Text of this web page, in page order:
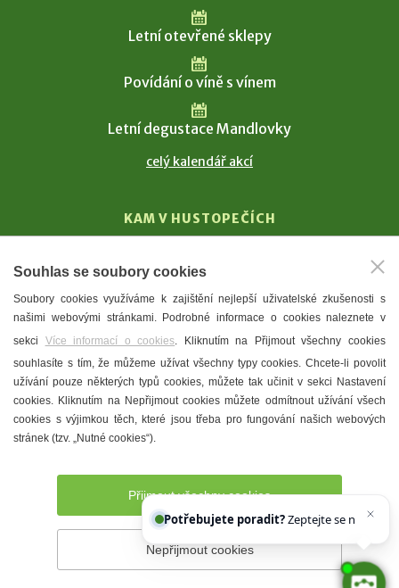
Letní otevřené sklepy
Povídání o víně s vínem
Letní degustace Mandlovky
celý kalendář akcí
KAM V HUSTOPEČÍCH
T. G. Masaryk
Mandloně
Ubytování
Restaurace
Městské muzeum a galerie
Denní meníčka
Prohlášení o přístupnosti Správce webu
Souhlas se soubory cookies
Soubory cookies využíváme k zajištění nejlepší uživatelské zkušenosti s
našimi webovými stránkami. Podrobné informace o cookies naleznete v
sekci Více informací o cookies. Kliknutím na Přijmout všechny cookies
souhlasíte s tím, že můžeme užívat všechny typy cookies. Chcete-li povolit
užívání pouze některých typů cookies, můžete tak učinit v sekci Nastavení
cookies. Kliknutím na Nepřijmout cookies můžete odmítnout užívání všech
cookies s výjimkou těch, které jsou třeba pro fungování našich webových
stránek (tzv. „Nutné cookies“).
Přijmout všechny cookies
Nepřijmout cookies
Potřebujete poradit?